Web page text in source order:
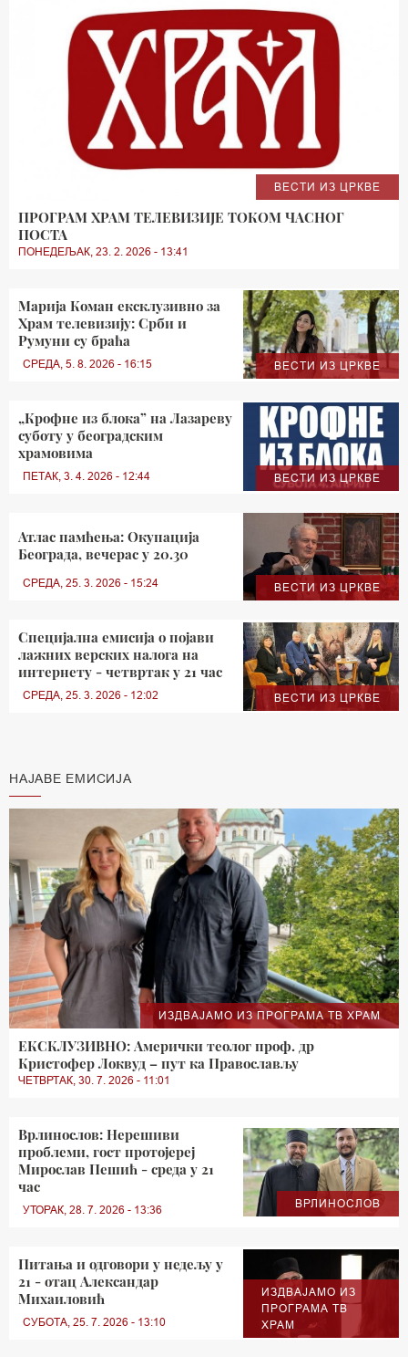
ВЕСТИ ИЗ ЦРКВЕ
ПРОГРАМ ХРАМ ТЕЛЕВИЗИЈЕ ТОКОМ ЧАСНОГ
ПОСТА
ПОНЕДЕЉАК, 23. 2. 2026 - 13:41
ВЕСТИ ИЗ ЦРКВЕ
Марија Коман ексклузивно за
Храм телевизију: Срби и
Румуни су браћа
СРЕДА, 5. 8. 2026 - 16:15
ВЕСТИ ИЗ ЦРКВЕ
„Крофне из блока” на Лазареву
суботу у београдским
храмовима
ПЕТАК, 3. 4. 2026 - 12:44
ВЕСТИ ИЗ ЦРКВЕ
Атлас памћења: Окупација
Београда, вечерас у 20.30
СРЕДА, 25. 3. 2026 - 15:24
ВЕСТИ ИЗ ЦРКВЕ
Специјална емисија о појави
лажних верских налога на
интернету - четвртак у 21 час
СРЕДА, 25. 3. 2026 - 12:02
НАЈАВЕ ЕМИСИЈА
ИЗДВАЈАМО ИЗ ПРОГРАМА ТВ ХРАМ
ЕКСКЛУЗИВНО: Амерички теолог проф. др
Кристофер Локвуд – пут ка Православљу
ЧЕТВРТАК, 30. 7. 2026 - 11:01
ВРЛИНОСЛОВ
Врлинослов: Нерешиви
проблеми, гост протојереј
Мирослав Пешић - среда у 21
час
УТОРАК, 28. 7. 2026 - 13:36
ИЗДВАЈАМО ИЗ
ПРОГРАМА ТВ
ХРАМ
Питања и одговори у недељу у
21 - отац Александар
Михаиловић
СУБОТА, 25. 7. 2026 - 13:10